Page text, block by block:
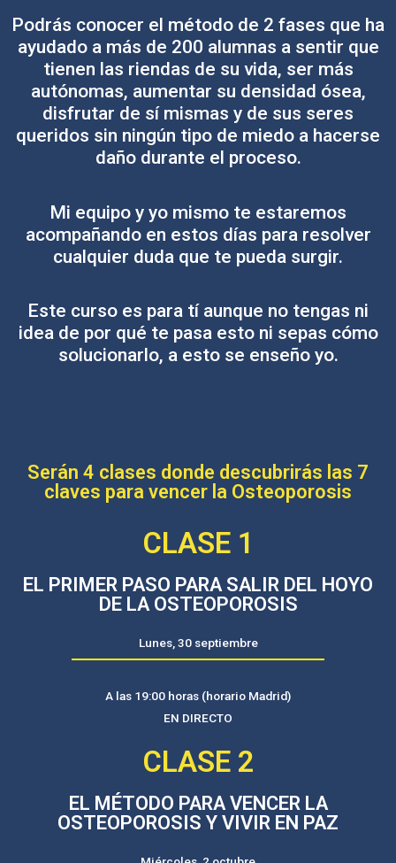
Podrás conocer el método de 2 fases que ha
ayudado a más de 200 alumnas a sentir que
tienen las riendas de su vida, ser más
autónomas, aumentar su densidad ósea,
disfrutar de sí mismas y de sus seres
queridos sin ningún tipo de miedo a hacerse
daño durante el proceso.
Mi equipo y yo mismo te estaremos
acompañando en estos días para resolver
cualquier duda que te pueda surgir.
Este curso es para tí aunque no tengas ni
idea de por qué te pasa esto ni sepas cómo
solucionarlo, a esto se enseño yo.
Serán 4 clases donde descubrirás las 7
claves para vencer la Osteoporosis
CLASE 1
EL PRIMER PASO PARA SALIR DEL HOYO
DE LA OSTEOPOROSIS
Lunes, 30 septiembre
A las 19:00 horas (horario Madrid)
EN DIRECTO
CLASE 2
EL MÉTODO PARA VENCER LA
OSTEOPOROSIS Y VIVIR EN PAZ